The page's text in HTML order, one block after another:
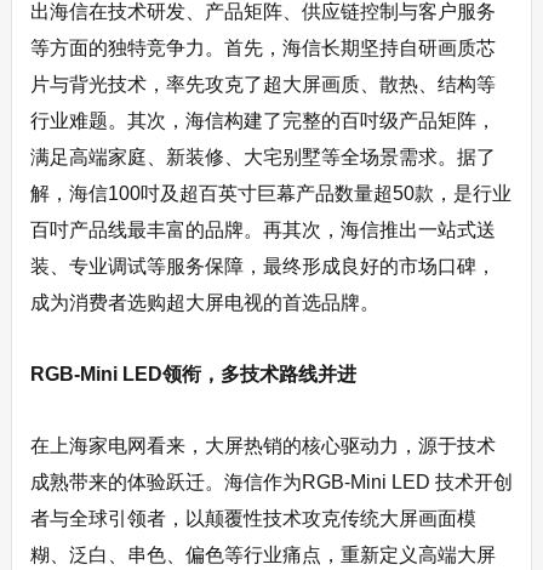
出海信在技术研发、产品矩阵、供应链控制与客户服务
等方面的独特竞争力。首先，海信长期坚持自研画质芯
片与背光技术，率先攻克了超大屏画质、散热、结构等
行业难题。其次，海信构建了完整的百吋级产品矩阵，
满足高端家庭、新装修、大宅别墅等全场景需求。据了
解，海信100吋及超百英寸巨幕产品数量超50款，是行业
百吋产品线最丰富的品牌。再其次，海信推出一站式送
装、专业调试等服务保障，最终形成良好的市场口碑，
成为消费者选购超大屏电视的首选品牌。
RGB-Mini LED领衔，多技术路线并进
在上海家电网看来，大屏热销的核心驱动力，源于技术
成熟带来的体验跃迁。海信作为RGB‑Mini LED 技术开创
者与全球引领者，以颠覆性技术攻克传统大屏画面模
糊、泛白、串色、偏色等行业痛点，重新定义高端大屏